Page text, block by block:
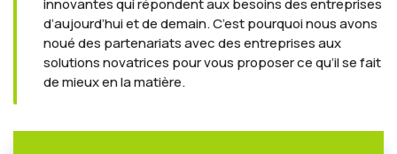
innovantes qui répondent aux besoins des entreprises
d’aujourd’hui et de demain. C’est pourquoi nous avons
noué des partenariats avec des entreprises aux
solutions novatrices pour vous proposer ce qu’il se fait
de mieux en la matière.